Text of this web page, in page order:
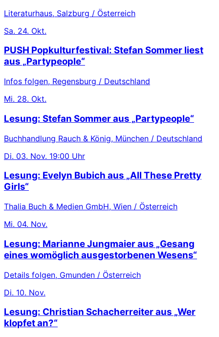
Literaturhaus, Salzburg / Österreich
Sa. 24. Okt.
PUSH Popkulturfestival: Stefan Sommer liest
aus „Partypeople“
Infos folgen, Regensburg / Deutschland
Mi. 28. Okt.
Lesung: Stefan Sommer aus „Partypeople“
Buchhandlung Rauch & König, München / Deutschland
Di. 03. Nov. 19:00 Uhr
Lesung: Evelyn Bubich aus „All These Pretty
Girls“
Thalia Buch & Medien GmbH, Wien / Österreich
Mi. 04. Nov.
Lesung: Marianne Jungmaier aus „Gesang
eines womöglich ausgestorbenen Wesens“
Details folgen, Gmunden / Österreich
Di. 10. Nov.
Lesung: Christian Schacherreiter aus „Wer
klopfet an?“